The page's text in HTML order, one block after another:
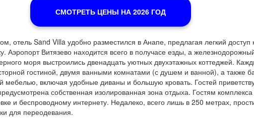
СМОТРЕТЬ ЦЕНЫ НА 2026 ГОД
отель Sand Villa удобно разместился в Анапе, предлагая легкий
Аэропорт Витязево находится всего в получасе езды, а
моря выстроились двенадцать уютных двухэтажных коттеджей.
гостиной, двумя ванными комнатами (с душем и ванной), а также
включая удобные диваны и большую кровать. Гостей
собственная изолированная зона отдыха. Гостям
и беспроводному интернету. Недалеко, всего лишь в 250 метрах,
для переодевания.